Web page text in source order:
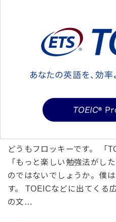
どうもフロッキーです。 「
「もっと楽しい勉強法がし
のではないでしょうか。僕
す。 TOEICなどに出てくる
の文…